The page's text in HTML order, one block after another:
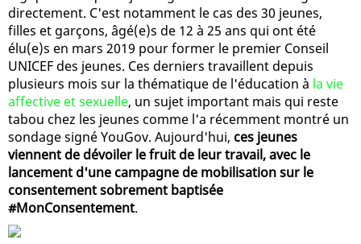
directement. C'est notamment le cas des 30 jeunes,
filles et garçons, âgé(e)s de 12 à 25 ans qui ont été
élu(e)s en mars 2019 pour former le premier Conseil
UNICEF des jeunes. Ces derniers travaillent depuis
plusieurs mois sur la thématique de l'éducation à la vie
affective et sexuelle, un sujet important mais qui reste
tabou chez les jeunes comme l'a récemment montré un
sondage signé YouGov. Aujourd'hui, ces jeunes
viennent de dévoiler le fruit de leur travail, avec le
lancement d'une campagne de mobilisation sur le
consentement sobrement baptisée
#MonConsentement.